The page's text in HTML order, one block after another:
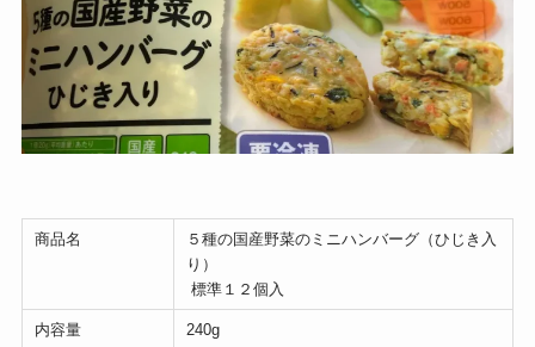
商品名
５種の国産野菜のミニハンバーグ（ひじき入
り）
標準１２個入
内容量 240g